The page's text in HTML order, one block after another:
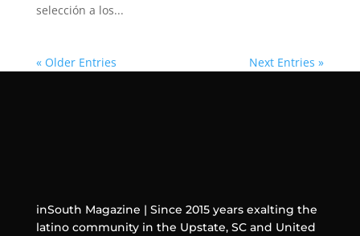
selección a los...
« Older Entries Next Entries »
inSouth Magazine | Since 2015 years exalting the
latino community in the Upstate, SC and United